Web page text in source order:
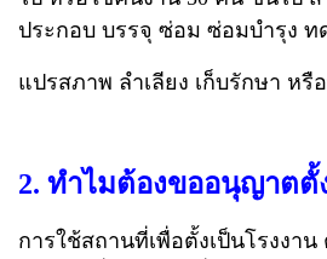
ประกอบ บรรจุ ซ่อม ซ่อมบำรุง ท
แปรสภาพ ลำเลียง เก็บรักษา หรื
2. ทำไมต้องขออนุญาตตั้
การใช้สถานที่เพื่อตั้งเป็นโรงงา